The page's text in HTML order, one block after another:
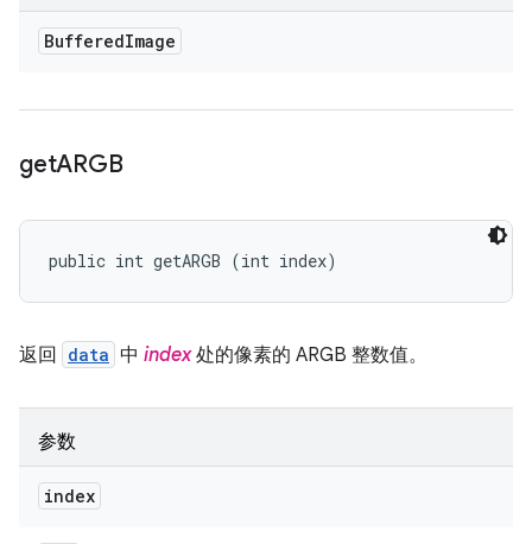
BufferedImage
getARGB
public int getARGB (int index)
返回 data 中 index处的像素的 ARGB 整数值。
参数
index